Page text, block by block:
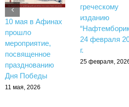
10 мая в Афинах
прошло
мероприятие,
посвященное
празднованию
Дня Победы
11 мая, 2026
греческому
изданию
24 февраля
г.
25 февраля,